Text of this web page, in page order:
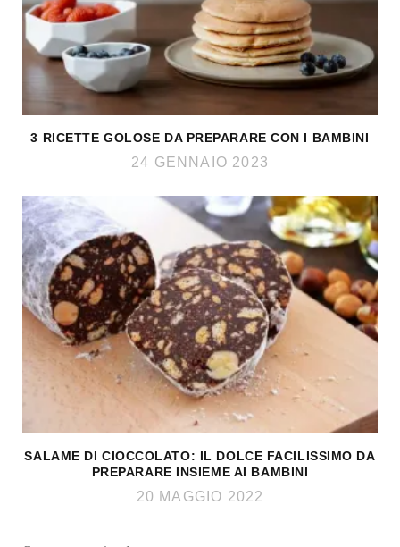
3 RICETTE GOLOSE DA PREPARARE CON I BAMBINI
24 GENNAIO 2023
SALAME DI CIOCCOLATO: IL DOLCE FACILISSIMO DA
PREPARARE INSIEME AI BAMBINI
20 MAGGIO 2022